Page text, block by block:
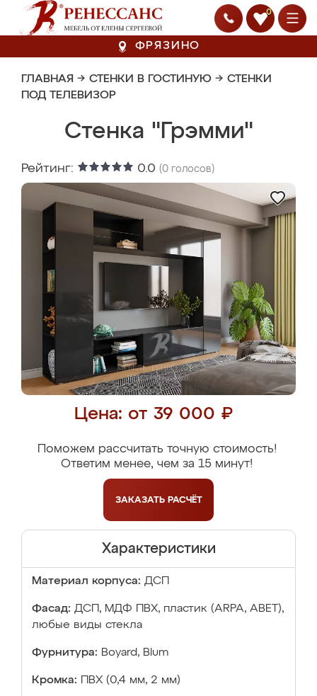
0
ФРЯЗИНО
ГЛАВНАЯ → СТЕНКИ В ГОСТИНУЮ → СТЕНКИ
ПОД ТЕЛЕВИЗОР
Стенка "Грэмми"
Рейтинг: 0.0 (0 голосов)
Цена: от 39 000 ₽
Поможем рассчитать точную стоимость!
Ответим менее, чем за 15 минут!
ЗАКАЗАТЬ РАСЧЁТ
Характеристики
Материал корпуса: ДСП
Фасад: ДСП, МДФ ПВХ, пластик (ARPA, ABET),
любые виды стекла
Фурнитура: Boyard, Blum
Кромка: ПВХ (0,4 мм, 2 мм)